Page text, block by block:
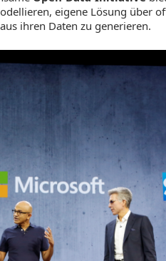
eigene Lösung über
ihren Daten zu generieren.